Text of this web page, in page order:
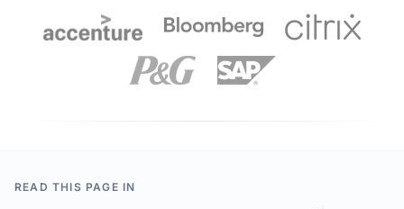
READ THIS PAGE IN